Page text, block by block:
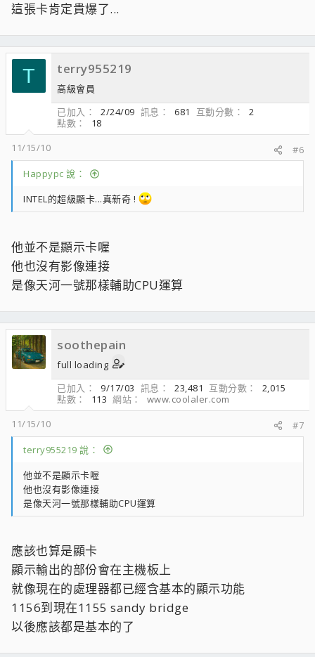
這張卡肯定貴爆了...
T terry955219
高級會員
已加入
2/24/09 訊息 681 互動分數
2
點數
18
11/15/10
#6
Happypc 說：
INTEL的超級顯卡...真新奇 !
他並不是顯示卡喔
他也沒有影像連接
是像天河一號那樣輔助CPU運算
soothepain
full loading
已加入
9/17/03 訊息 23,481 互動分數
2,015
點數
113 網站
www.coolaler.com
11/15/10
#7
terry955219 說：
他並不是顯示卡喔
他也沒有影像連接
是像天河一號那樣輔助CPU運算
應該也算是顯卡
顯示輸出的部份會在主機板上
就像現在的處理器都已經含基本的顯示功能
1156到現在1155 sandy bridge
以後應該都是基本的了